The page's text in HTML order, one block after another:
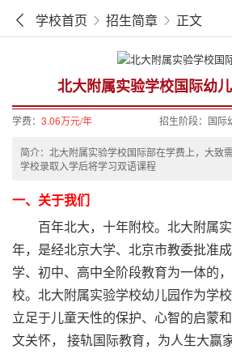
学校首页 招生简章 正文
北大附属实验学校国际幼
学费： 3.06万元/年 招生阶段： 国际
简介：北大附属实验学校国际部在学费上，大致
学校录取入学后将学习双语课程
一、关于我们
百年北大，十年附校。北大附属实
年，是经北京大学、北京市教委批准
学、初中、高中全阶段教育为一体的
校。北大附属实验学校幼儿园作为学
立足于儿童天性的保护、心智的启蒙
文关怀， 接轨国际教育，为人生大赢